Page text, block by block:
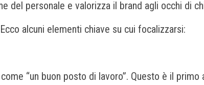
del personale e valorizza il brand agli occhi di
alcuni elementi chiave su cui focalizzarsi:
“un buon posto di lavoro”. Questo è il